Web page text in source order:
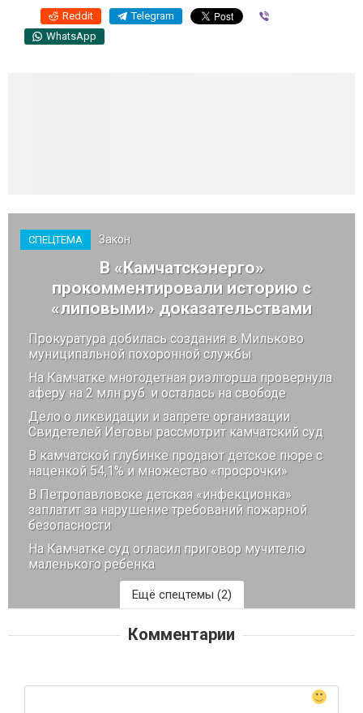
Reddit Telegram
WhatsApp
СПЕЦТЕМА Закон
В «Камчатскэнерго»
прокомментировали историю с
«липовыми» доказательствами
Прокуратура добилась создания в Мильково
муниципальной похоронной службы
На Камчатке многодетная риэлторша провернула
аферу на 2 млн руб. и осталась на свободе
Дело о ликвидации и запрете организации
Свидетелей Иеговы рассмотрит камчатский суд
В камчатской глубинке продают детское пюре с
наценкой 54,1% и множество «просрочки»
В Петропавловске детская «инфекционка»
заплатит за нарушение требований пожарной
безопасности
На Камчатке суд огласил приговор мучителю
маленького ребенка
Ещё спецтемы (2)
Мнение
Комментарии